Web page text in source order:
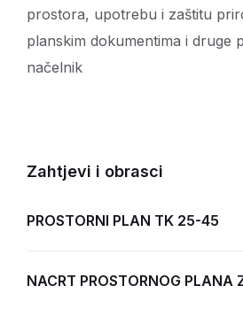
prostora, upotrebu i zaštitu
planskim dokumentima i druge
načelnik
Zahtjevi i obrasci
PROSTORNI PLAN TK 25-45
NACRT PROSTORNOG